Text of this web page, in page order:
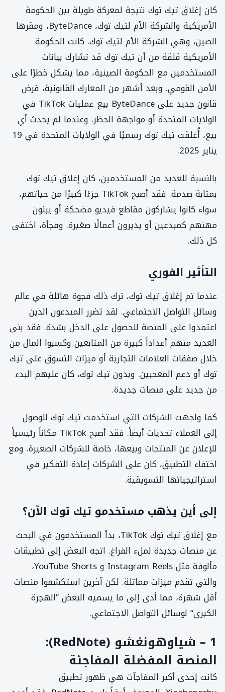
كان إغلاق تيك توك نتيجة لمعركة طويلة بين الحكومة
الأمريكية والشركة الأم لتيك توك، ByteDance، ومقرها
الصين، وهي الشركة الأم لتيك توك. كانت الحكومة
الأمريكية قلقة من أن تيك توك قد تشارك بيانات
المستخدمين مع الحكومة الصينية، مما يشكل خطرًا على
الأمن القومي. وبعد أشهر من المعارك القانونية، فرض
قانون جديد على ByteDance بيع عمليات TikTok في
الولايات المتحدة أو مواجهة الحظر. وعندما لم يحدث أي
بيع، أُغلقت تيك توك رسميًا في الولايات المتحدة في 19
يناير 2025.
بالنسبة للعديد من المستخدمين، كان إغلاق تيك توك
بمثابة صدمة. فقد أصبح TikTok جزءًا كبيرًا من حياتهم،
سواء كانوا يشاركون مقاطع فيديو مضحكة أو يبنون
مهنهم كمبدعين أو يديرون أعمالًا صغيرة. وفجأة، اختفى
كل ذلك.
التأثير الفوري
عندما تم إغلاق تيك توك، ترك ذلك فجوة هائلة في عالم
وسائل التواصل الاجتماعي. لقد تضرر المبدعون الذين
اعتمدوا على المنصة للحصول على الدخل بشدة. فقد بنى
العديد منهم أعداداً كبيرة من المتابعين وكسبوا المال من
خلال صفقات العلامات التجارية أو ميزات التسوق على تيك
توك أو دعم المعجبين. وبدون تيك توك، كان عليهم البدء
من جديد على منصات جديدة.
كما واجهت الشركات التي استخدمت تيك توك للوصول
إلى العملاء تحديات أيضاً. فقد أصبح TikTok مكاناً رئيسياً
للإعلان عن المنتجات وبيعها، خاصة للشركات الصغيرة. ومع
اختفاء التطبيق، كان على الشركات إعادة التفكير في
استراتيجياتها التسويقية.
إلى أين يذهب مستخدمو تيك توك الآن؟
مع إغلاق تيك توك TikTok، بدأ المستخدمون في البحث
عن منصات جديدة لملء الفراغ. اتجه البعض إلى تطبيقات
مألوفة مثل Instagram Reels و YouTube Shorts،
والتي تقدم ميزات مماثلة. لكن آخرين استكشفوا منصات
أقل شهرة، مما أدى إلى ما يسميه البعض ”الهجرة
الكبرى“ لوسائل التواصل الاجتماعي.
1 – شياوهونغشو (RedNote):
المنصة المفضلة المفاجئة
كانت إحدى أكبر المفاجآت هي ظهور تطبيق